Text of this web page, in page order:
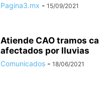
Pagina3.mx - 15/09/2021
Atiende CAO tramos
afectados por lluvias
Comunicados - 18/06/2021